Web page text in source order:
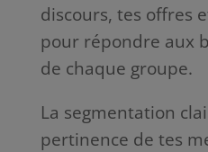
discours, tes offres
pour répondre aux
de chaque groupe.
La segmentation
pertinence de tes